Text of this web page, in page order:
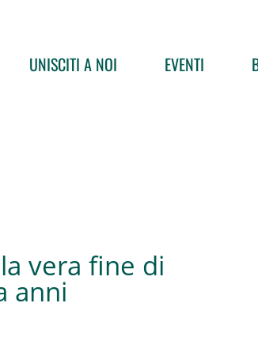
UNISCITI A NOI EVENTI
vera fine di
anni